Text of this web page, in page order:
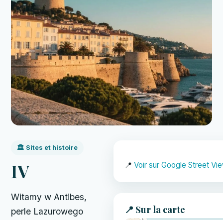
🏛️ Sites et histoire
IV
Witamy w Antibes,
perle Lazurowego
📍 Voir sur Google Street
📍 Sur la carte